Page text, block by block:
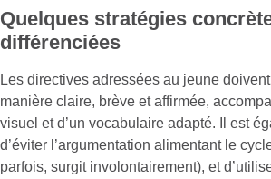
Quelques stratégies
différenciées
Les directives adressées au jeune
manière claire, brève et affirmée,
visuel et d’un vocabulaire adapté. Il est
d’éviter l’argumentation alimentant le
parfois, surgit involontairement), et